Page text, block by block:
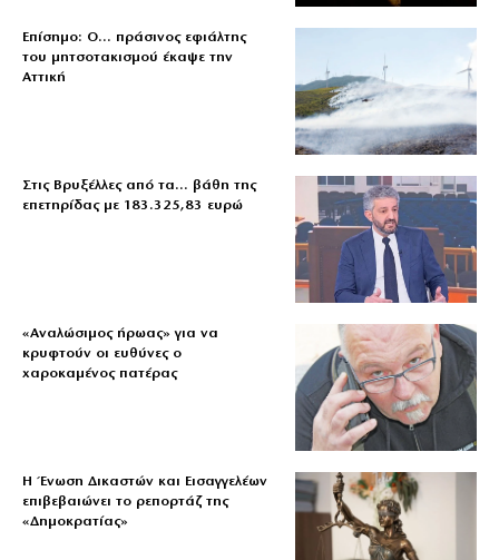
Επίσημο: Ο… πράσινος εφιάλτης
του μητσοτακισμού έκαψε την
Αττική
Στις Βρυξέλλες από τα… βάθη της
επετηρίδας με 183.325,83 ευρώ
«Aναλώσιμος ήρωας» για να
κρυφτούν οι ευθύνες ο
χαροκαμένος πατέρας
Η Ένωση Δικαστών και Εισαγγελέων
επιβεβαιώνει το ρεπορτάζ της
«Δημοκρατίας»